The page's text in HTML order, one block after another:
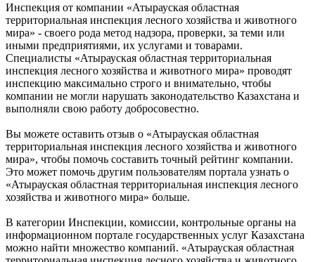
Инспекция от компании «Атырауская областная
территориальная инспекция лесного хозяйства и животного
мира» - своего рода метод надзора, проверки, за теми или
иными предприятиями, их услугами и товарами.
Специалисты «Атырауская областная территориальная
инспекция лесного хозяйства и животного мира» проводят
инспекцию максимально строго и внимательно, чтобы
компании не могли нарушать законодательство Казахстана и
выполняли свою работу добросовестно.
Вы можете оставить отзыв о «Атырауская областная
территориальная инспекция лесного хозяйства и животного
мира», чтобы помочь составить точный рейтинг компании.
Это может помочь другим пользователям портала узнать о
«Атырауская областная территориальная инспекция лесного
хозяйства и животного мира» больше.
В категории Инспекции, комиссии, контрольные органы на
информационном портале государственных услуг Казахстана
можно найти множество компаний. «Атырауская областная